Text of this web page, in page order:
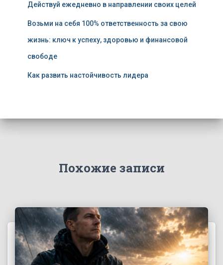
Действуй ежедневно в направлении своих целей
Возьми на себя 100% ответственность за свою
жизнь: ключ к успеху, здоровью и финансовой
свободе
Как развить настойчивость лидера
Похожие записи